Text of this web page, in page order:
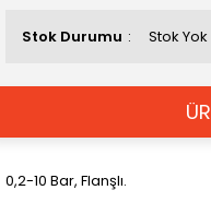
Stok Durumu Stok Yok
0,2-10 Bar, Flanşlı.